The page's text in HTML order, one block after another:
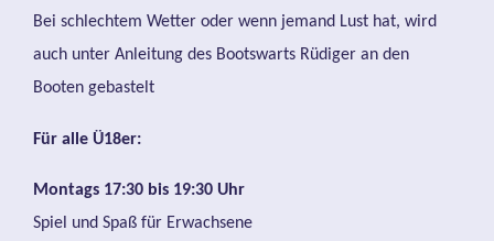
Bei schlechtem Wetter oder wenn jemand Lust hat, wird
auch unter Anleitung des Bootswarts Rüdiger an den
Booten gebastelt
Für alle Ü18er:
Montags 17:30 bis 19:30 Uhr
Spiel und Spaß für Erwachsene